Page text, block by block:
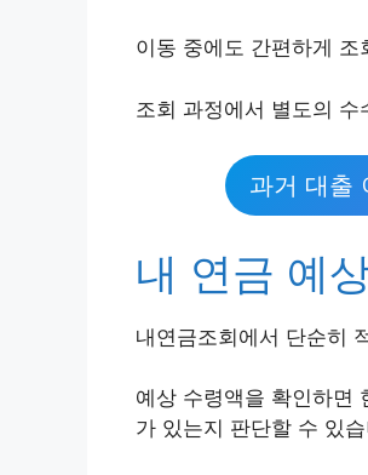
이동 중에도 간편하게
조회 과정에서 별도의
과거 대출
내 연금 예
내연금조회에서 단순히
예상 수령액을 확인하면
가 있는지 판단할 수 있